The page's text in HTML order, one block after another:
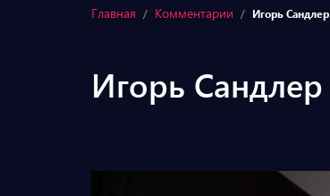
Главная / Комментарии / Игорь Сандлер
Игорь Сандлер